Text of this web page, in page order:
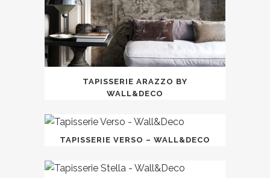
TAPISSERIE ARAZZO BY
WALL&DECO
TAPISSERIE VERSO – WALL&DECO